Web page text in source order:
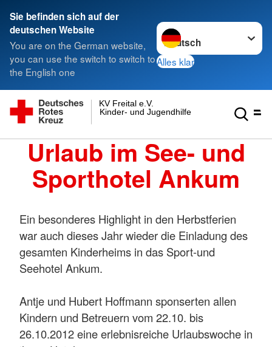
Sie befinden sich auf der
deutschen Website
You are on the German website,
you can use the switch to switch to
the English one
Sprache wechseln zu
Alles klar
Kinder- und Jugendhilfe gGmbH
KV Freital e.V.
Urlaub im See- und
Sporthotel Ankum
Ein besonderes Highlight in den Herbstferien
war auch dieses Jahr wieder die Einladung des
gesamten Kinderheims in das Sport-und
Seehotel Ankum.
Antje und Hubert Hoffmann sponserten allen
Kindern und Betreuern vom 22.10. bis
26.10.2012 eine erlebnisreiche Urlaubswoche in